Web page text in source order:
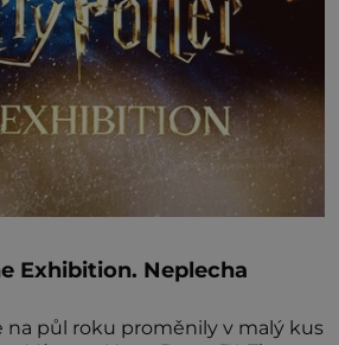
Exhibition. Neplecha
na půl roku proměnily v malý kus